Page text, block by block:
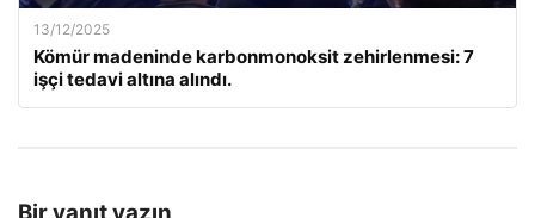
13/12/2025
Kömür madeninde karbonmonoksit zehirlenmesi: 7
işçi tedavi altına alındı.